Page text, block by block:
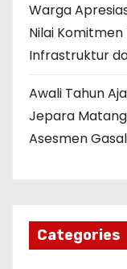
Warga
Nilai
Infrastruktur
Awali Tahun
Jepara
Asesmen Gasal
Categories